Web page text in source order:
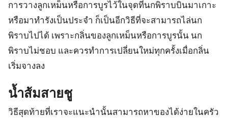
การวางลูกเหม็นหรือการบูรไว้ในจุดที่นกพิราบบินมาเกาะ
หรือมาทำรังเป็นประจำ ก็เป็นอีกวิธีที่จะสามารถไล่นก
พิราบไปได้ เพราะกลิ่นของลูกเหม็นหรือการบูรนั้น นก
พิราบไม่ชอบ และควรทำการเปลี่ยนใหม่ทุกครั้งเมื่อกลิ่น
เริ่มจางลง
น้ำส้มสายชู
วิธีสุดท้ายที่เราจะแนะนำนั้นสามารถหาของได้ง่ายในครัว